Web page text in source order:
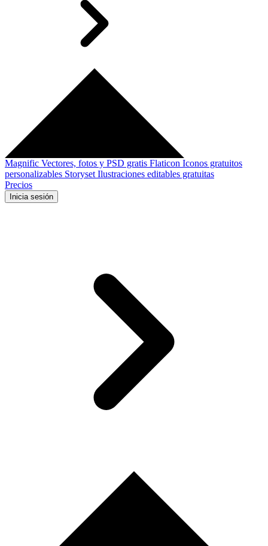
Magnific Vectores, fotos y PSD gratis Flaticon Iconos gratuitos
personalizables Storyset Ilustraciones editables gratuitas
Precios
Inicia sesión